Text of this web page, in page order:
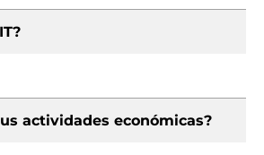
actividades económicas?